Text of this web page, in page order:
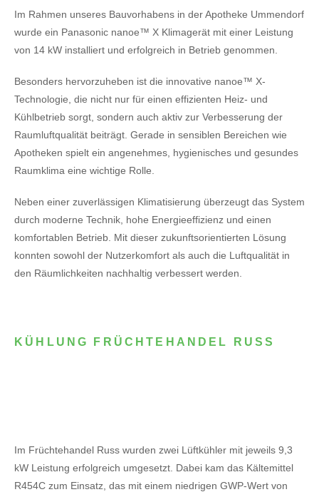
Im Rahmen unseres Bauvorhabens in der Apotheke Ummendorf
wurde ein Panasonic nanoe™ X Klimagerät mit einer Leistung
von 14 kW installiert und erfolgreich in Betrieb genommen.
Besonders hervorzuheben ist die innovative nanoe™ X-
Technologie, die nicht nur für einen effizienten Heiz- und
Kühlbetrieb sorgt, sondern auch aktiv zur Verbesserung der
Raumluftqualität beiträgt. Gerade in sensiblen Bereichen wie
Apotheken spielt ein angenehmes, hygienisches und gesundes
Raumklima eine wichtige Rolle.
Neben einer zuverlässigen Klimatisierung überzeugt das System
durch moderne Technik, hohe Energieeffizienz und einen
komfortablen Betrieb. Mit dieser zukunftsorientierten Lösung
konnten sowohl der Nutzerkomfort als auch die Luftqualität in
den Räumlichkeiten nachhaltig verbessert werden.
KÜHLUNG FRÜCHTEHANDEL RUSS
Im Früchtehandel Russ wurden zwei Lüftkühler mit jeweils 9,3
kW Leistung erfolgreich umgesetzt. Dabei kam das Kältemittel
R454C zum Einsatz, das mit einem niedrigen GWP-Wert von